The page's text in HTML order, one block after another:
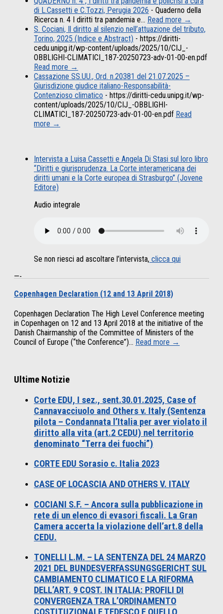
di L.Cassetti e C.Tozzi, Perugia 2026 - Quaderno della
Ricerca n. 4 I diritti tra pandemia e… Read more →
S. Cociani, Il diritto al silenzio nell’attuazione del tributo,
Torino, 2025 (Indice e Abstract) - https://diritti-
cedu.unipg.it/wp-content/uploads/2025/10/CIJ_-
OBBLIGHI-CLIMATICI_187-20250723-adv-01-00-en.pdf
Read more →
Cassazione SS.UU., Ord. n.20381 del 21.07.2025 –
Giurisdizione giudice italiano-Responsabilità-
Contenzioso climatico - https://diritti-cedu.unipg.it/wp-
content/uploads/2025/10/CIJ_-OBBLIGHI-
CLIMATICI_187-20250723-adv-01-00-en.pdf Read
more →
Intervista a Luisa Cassetti e Angela Di Stasi sul loro libro
“Diritti e giurisprudenza. La Corte interamericana dei
diritti umani e la Corte europea di Strasburgo” (Jovene
Editore)
Audio integrale
Se non riesci ad ascoltare l’intervista, clicca qui
—-
Copenhagen Declaration (12 and 13 April 2018)
Copenhagen Declaration The High Level Conference meeting
in Copenhagen on 12 and 13 April 2018 at the initiative of the
Danish Chairmanship of the Committee of Ministers of the
Council of Europe (“the Conference”)... Read more →
Ultime Notizie
Corte EDU, I sez., sent.30.01.2025, Case of
Cannavacciuolo and Others v. Italy (Sentenza
pilota – Condannata l’Italia per aver violato il
diritto alla vita (art.2 CEDU) nel territorio
denominato “Terra dei fuochi”)
CORTE EDU Sorasio c. Italia 2023
CASE OF LOCASCIA AND OTHERS V. ITALY
COCIANI S.F. – Ancora sulla pubblicazione in
rete di un elenco di evasori fiscali. La Gran
Camera accerta la violazione dell’art.8 della
CEDU.
TONELLI L.M. – LA SENTENZA DEL 24 MARZO
2021 DEL BUNDESVERFASSUNGSGERICHT SUL
CAMBIAMENTO CLIMATICO E LA RIFORMA
DELL’ART. 9 COST. IN ITALIA: PROFILI DI
CONVERGENZA TRA L’ORDINAMENTO